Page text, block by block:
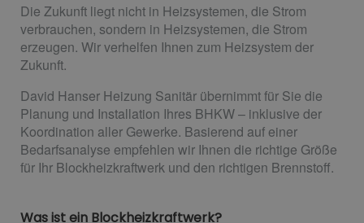
Die Zukunft liegt nicht in Heizsystemen, die Strom
verbrauchen, sondern in Heizsystemen, die Strom
erzeugen. Wir verhelfen Ihnen zum Heizsystem der
Zukunft.
David Hanser Heizung Sanitär übernimmt für Sie die
Planung und Installation Ihres BHKW – inklusive der
Koordination aller Gewerke. Basierend auf einer
Bedarfsanalyse empfehlen wir Ihnen die richtige Größe
für Ihr Blockheizkraftwerk und den richtigen Brennstoff.
Was ist ein Blockheizkraftwerk?